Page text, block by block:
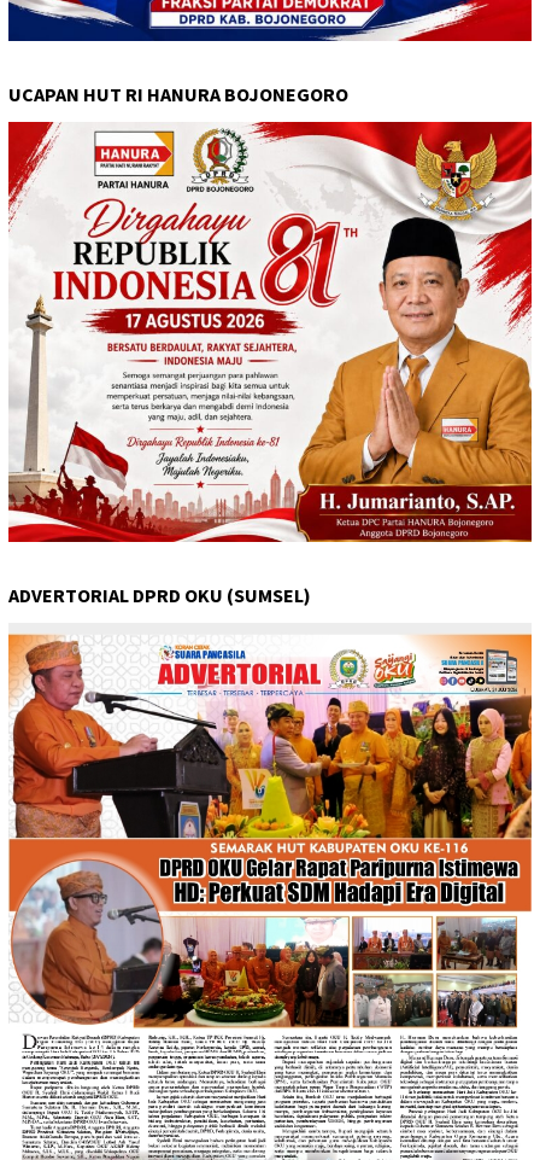
UCAPAN HUT RI HANURA BOJONEGORO
ADVERTORIAL DPRD OKU (SUMSEL)